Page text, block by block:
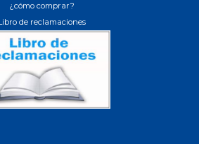
¿cómo comprar?
de reclamaciones